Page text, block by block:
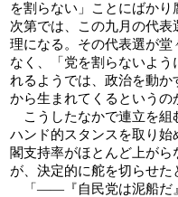
を割らない」ことにばか
次第では、この九月の代
理になる。その代表選が
なく、「党を割らないよ
れるようでは、政治を動か
から生まれてくるというの
こうしたなかで連立を組
ハンド的スタンスを取り
閣支持率がほとんど上が
が、決定的に舵を切らせた
「――『自民党は泥船だ